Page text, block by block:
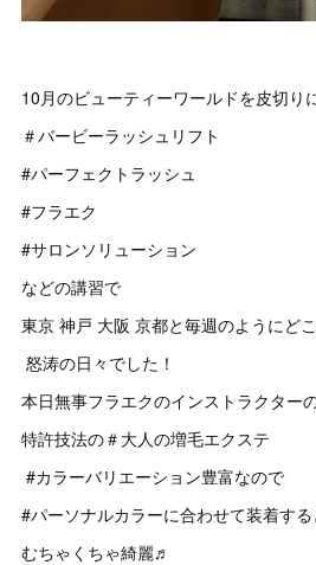
10月のビューティーワールドを皮切り
＃バービーラッシュリフト
#パーフェクトラッシュ
#フラエク
#サロンソリューション
などの講習で
東京 神戸 大阪 京都と毎週のようにどこ
怒涛の日々でした！
本日無事フラエクのインストラクター
特許技法の＃大人の増毛エクステ
#カラーバリエーション豊富なので
#パーソナルカラーに合わせて装着する
むちゃくちゃ綺麗♬